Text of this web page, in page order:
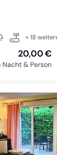
+ 18
20,00 €
& Person